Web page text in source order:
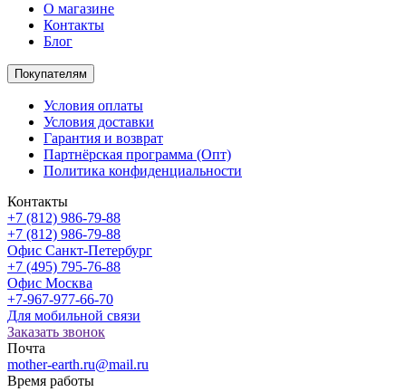
О магазине
Контакты
Блог
Покупателям
Условия оплаты
Условия доставки
Гарантия и возврат
Партнёрская программа (Опт)
Политика конфиденциальности
Контакты
+7 (812) 986-79-88
+7 (812) 986-79-88
Офис Санкт-Петербург
+7 (495) 795-76-88
Офис Москва
+7-967-977-66-70
Для мобильной связи
Заказать звонок
Почта
mother-earth.ru@mail.ru
Время работы